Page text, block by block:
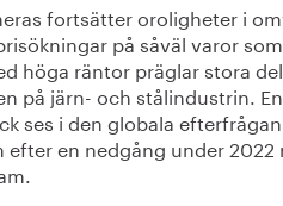
fortsätter oroligheter i
på såväl varor
höga räntor präglar stora
på järn- och stålindustrin.
ses i den globala
en nedgång under 2022